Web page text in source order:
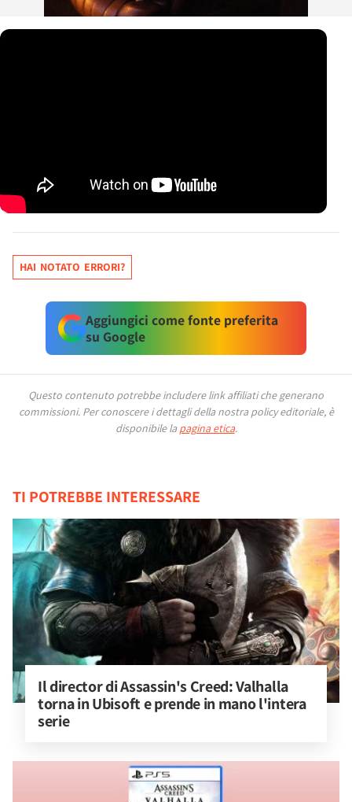
HAI NOTATO ERRORI?
Aggiungici come fonte preferita
su Google
Questo contenuto potrebbe includere link affiliati che generano
commissioni. Per conoscere i dettagli della nostra policy editoriale, è
disponibile la pagina etica.
TI POTREBBE INTERESSARE
Il director di Assassin's Creed: Valhalla
torna in Ubisoft e prende in mano l'intera
serie